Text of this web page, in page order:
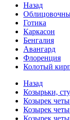
Назад
Готика
Каркасон
Бенгалия
Авангард
Флоренция
Колотый
Назад
Козырьки,
Козырек
Козырек
Козырек